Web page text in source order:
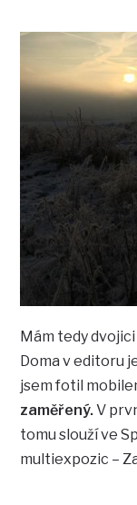
Mám tedy
Doma v editoru
jsem fotil
zaměřený. V
tomu slouží ve
multiexpozic –